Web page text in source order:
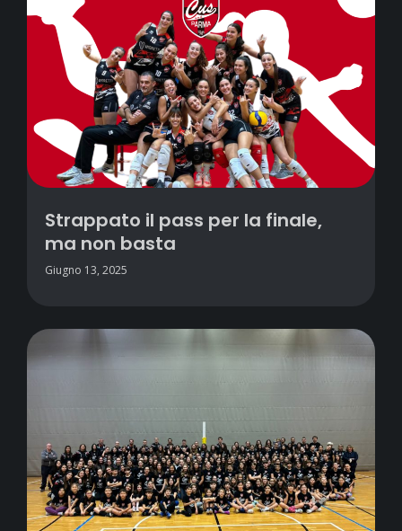
Strappato il pass per la finale,
ma non basta
Giugno 13, 2025